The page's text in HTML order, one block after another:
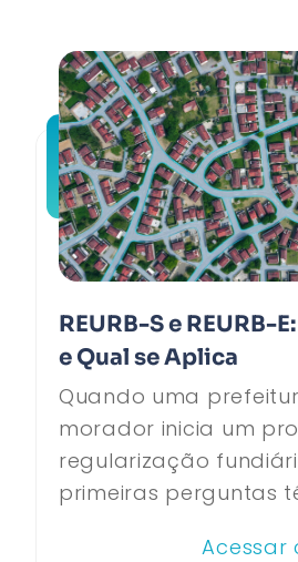
REURB-S e REURB-
e Qual se Aplica
Quando uma
morador inicia um
regularização
primeiras perguntas
Acessar